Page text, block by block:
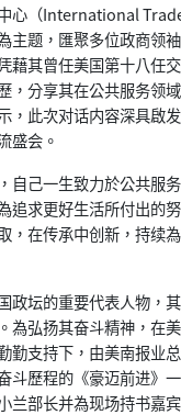
心（International
主题， 匯聚多位政商领
藉其曾任美国第十八任
，分享其在公共服务领
， 此次对话内容深具啟发
盛会。
自己一生致力於公共服
追求更好生活所付出的
，在传承中创新， 持续
政坛的重要代表人物，
為弘扬其奋斗精神， 在
勤支持下， 由美南报业
斗歷程的《豪迈前进》
兰部长并為现场持书嘉